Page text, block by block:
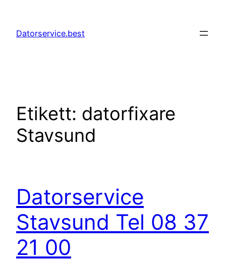
innehåll
Datorservice.best
Etikett: datorfixare
Stavsund
Datorservice
Stavsund Tel 08 37
21 00